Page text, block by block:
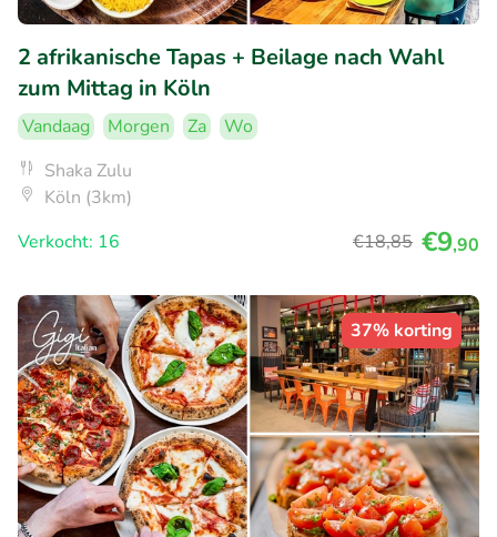
2 afrikanische Tapas + Beilage nach Wahl
zum Mittag in Köln
Vandaag Morgen Za
Wo
Shaka Zulu
Köln (3km)
Verkocht: 16
€18,85 €9,90
37% korting